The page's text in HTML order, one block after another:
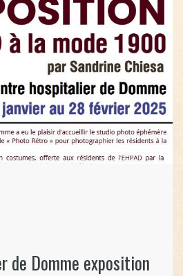
de Domme exposition